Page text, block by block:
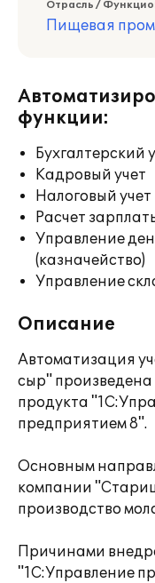
Отрасль /
Пищевая
функции:
Бухгалтерский
Кадровый учет
Налоговый учет
Расчет
Управление
(казначейство)
Управление
Описание
Автоматизация
сыр"
продукта
предприятием 8".
Основным
компании
производство
Причинами
"1С:Управление